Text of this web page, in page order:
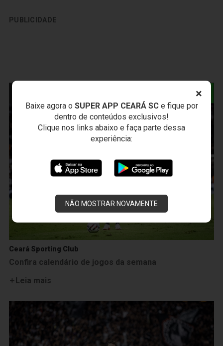
×
Baixe agora o SUPER APP CEARÁ SCe fique por
dentro de conteúdos exclusivos!
Clique nos links abaixo e faça parte dessa
experiência:
NÃO MOSTRAR NOVAMENTE
PUBLICIDADE
Ceará Sporting Club
Confira calendário de jogos da semana
Leia mais